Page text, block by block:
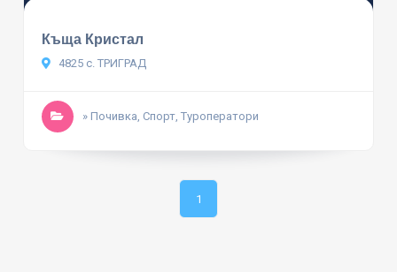
Къща Кристал
4825 с. ТРИГРАД
» Почивка, Спорт, Туроператори
1